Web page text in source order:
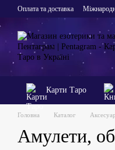
Перейти до основного
Оплата та доставка
Карти Таро
Головна Каталог
Амулети,